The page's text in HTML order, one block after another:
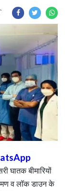
घातक बीमारियों
व लॉक डाउन के